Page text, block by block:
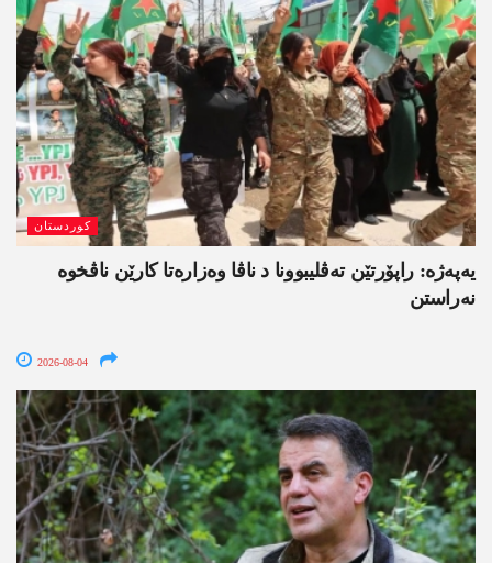
کوردستان
یەپەژە: راپۆرتێن تەڤلیبوونا د ناڤا وەزارەتا کارێن ناڤخوە
نەراستن
2026-08-04